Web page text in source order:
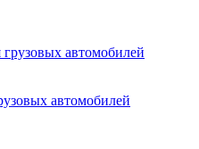
автомобилей